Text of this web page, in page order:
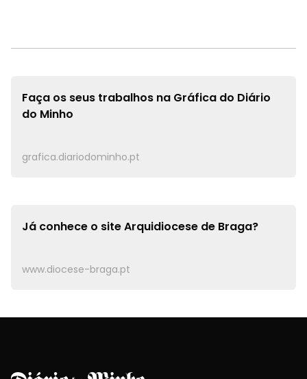
Faça os seus trabalhos na Gráfica do Diário
do Minho
grafica.diariodominho.pt
Já conhece o siteArquidiocese de Braga?
www.diocese-braga.pt